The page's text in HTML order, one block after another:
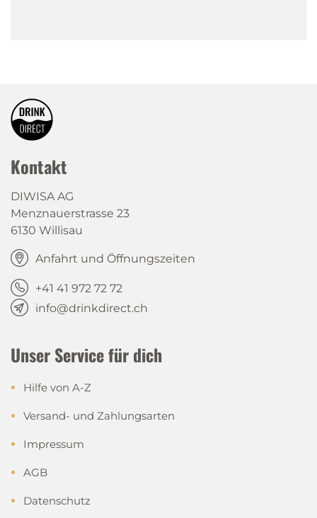
Kontakt
DIWISA AG
Menznauerstrasse 23
6130 Willisau
Anfahrt und Öffnungszeiten
+41 41 972 72 72
info@drinkdirect.ch
Unser Service für dich
Hilfe von A-Z
Versand- und Zahlungsarten
Impressum
AGB
Datenschutz